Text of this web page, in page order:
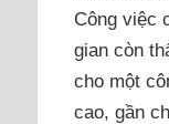
Công việc
gian còn
cho một
cao, gần